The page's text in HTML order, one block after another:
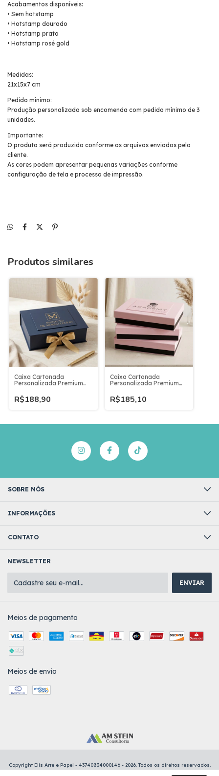
Acabamentos disponíveis:
• Sem hotstamp
• Hotstamp dourado
• Hotstamp prata
• Hotstamp rosé gold
Medidas:
21x15x7 cm
Pedido mínimo:
Produção personalizada sob encomenda com pedido mínimo de 3
unidades.
Importante:
O produto será produzido conforme os arquivos enviados pelo
cliente.
As cores podem apresentar pequenas variações conforme
configuração de tela e processo de impressão.
Produtos similares
Caixa Cartonada
Personalizada Premium
Mentorias
R$188,90
Caixa Cartonada
Personalizada Premium
Mentorias
R$185,10
SOBRE NÓS
INFORMAÇÕES
CONTATO
NEWSLETTER
Meios de pagamento
Meios de envio
Copyright Elis Arte e Papel - 43740834000146 - 2026. Todos os direitos reservados.